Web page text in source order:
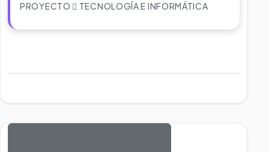
PROYECTO TECNOLOGÍA E INFORMÁTICA